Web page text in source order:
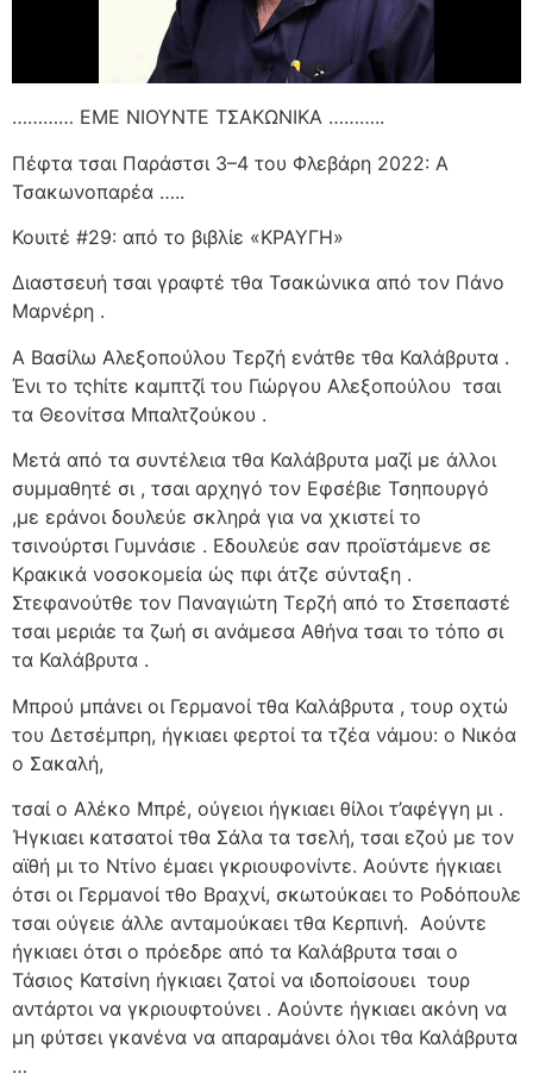
………… ΕΜΕ ΝΙΟΥΝΤΕ ΤΣΑΚΩΝΙΚΑ ………..
Πέφτα τσαι Παράστσι 3–4 του Φλεβάρη 2022: Α
Τσακωνοπαρέα …..
Κουιτέ #29: από το βιβλίε «ΚΡΑΥΓΗ»
Διαστσευή τσαι γραφτέ τθα Τσακώνικα από τον Πάνο
Μαρνέρη .
Α Βασίλω Αλεξοπούλου Τερζή ενάτθε τθα Καλάβρυτα .
Ένι το τςhίτε καμπτζί του Γιώργου Αλεξοπούλου τσαι
τα Θεονίτσα Μπαλτζούκου .
Μετά από τα συντέλεια τθα Καλάβρυτα μαζί με άλλοι
συμμαθητέ σι , τσαι αρχηγό τον Εφσέβιε Τσηπουργό
,με εράνοι δουλεύε σκληρά για να χκιστεί το
τσινούρτσι Γυμνάσιε . Εδουλεύε σαν προϊστάμενε σε
Κρακικά νοσοκομεία ώς πφι άτζε σύνταξη .
Στεφανούτθε τον Παναγιώτη Τερζή από το Στσεπαστέ
τσαι μεριάε τα ζωή σι ανάμεσα Αθήνα τσαι το τόπο σι
τα Καλάβρυτα .
Μπρού μπάνει οι Γερμανοί τθα Καλάβρυτα , τουρ οχτώ
του Δετσέμπρη, ήγκιαει φερτοί τα τζέα νάμου: ο Νικόα
ο Σακαλή,
τσαί ο Αλέκο Μπρέ, ούγειοι ήγκιαει θίλοι τ’αφέγγη μι .
Ήγκιαει κατσατοί τθα Σάλα τα τσελή, τσαι εζού με τον
αϊθή μι το Ντίνο έμαει γκριουφονίντε. Αούντε ήγκιαει
ότσι οι Γερμανοί τθο Βραχνί, σκωτούκαει το Ροδόπουλε
τσαι ούγειε άλλε ανταμούκαει τθα Κερπινή. Αούντε
ήγκιαει ότσι ο πρόεδρε από τα Καλάβρυτα τσαι ο
Τάσιος Κατσίνη ήγκιαει ζατοί να ιδοποίσουει τουρ
αντάρτοι να γκριουφτούνει . Αούντε ήγκιαει ακόνη να
μη φύτσει γκανένα να απαραμάνει όλοι τθα Καλάβρυτα
…